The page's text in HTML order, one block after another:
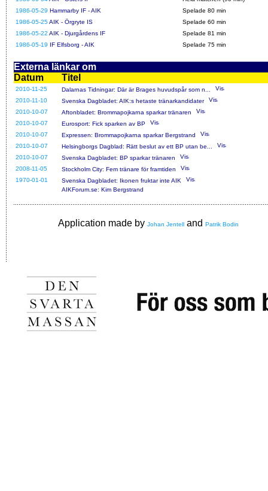
1986-05-29 Hammarby IF - AIK
Spelade 80 min
1986-05-25AIK - Örgryte IS
Spelade 60 min
1986-05-22 AIK - Djurgårdens IF
Spelade 81 min
1986-05-19 IF Elfsborg - AIK Spelade 75 min
Externa länkar om
Datum
Titel
2010-11-25
Dalarnas Tidningar: Där är Brages huvudspår som n...
2010-11-10
Svenska Dagbladet: AIK:s hetaste tränarkandidater
2010-10-07
Aftonbladet: Brommapojkarna sparkar tränaren
2010-10-07
Eurosport: Fick sparken av BP
2010-10-07
Expressen: Brommapojkarna sparkar Bergstrand
2010-10-07
Helsingborgs Dagblad: Rätt beslut av ett BP utan be...
2010-10-07
Svenska Dagbladet: BP sparkar tränaren
2008-11-05
Stockholm City: Fem tränare för framtiden
1970-01-01
Svenska Dagbladet: Ikonen fruktar inte AIK
AIKForum.se: Kim Bergstrand
Application made by Johan Jentell and Patrik Bodin